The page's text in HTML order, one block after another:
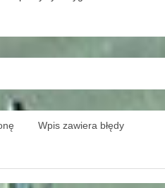
Wpis zawiera błędy